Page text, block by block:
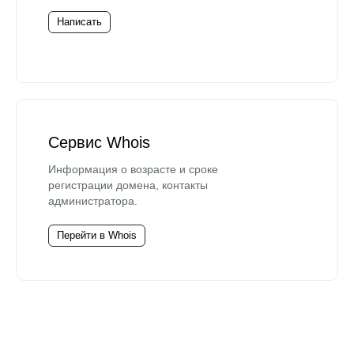
Написать
Сервис Whois
Информация о возрасте и сроке
регистрации домена, контакты
администратора.
Перейти в Whois